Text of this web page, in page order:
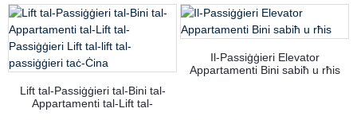
Lift tal-Passiġġieri tal-Bini tal-
Appartamenti tal-Lift tal-
Il-Passiġġieri Elevator
Appartamenti Bini sabiħ u rħis